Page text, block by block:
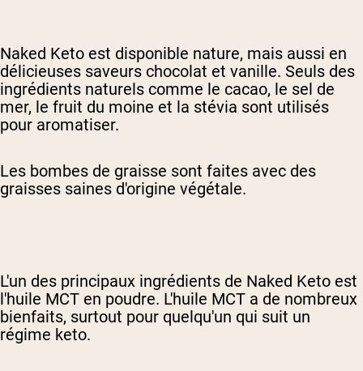
Naked Keto est disponible nature, mais aussi en
délicieuses saveurs chocolat et vanille. Seuls des
ingrédients naturels comme le cacao, le sel de
mer, le fruit du moine et la stévia sont utilisés
pour aromatiser.
Les bombes de graisse sont faites avec des
graisses saines d'origine végétale.
L'un des principaux ingrédients de Naked Keto est
l'huile MCT en poudre. L'huile MCT a de nombreux
bienfaits, surtout pour quelqu'un qui suit un
régime keto.